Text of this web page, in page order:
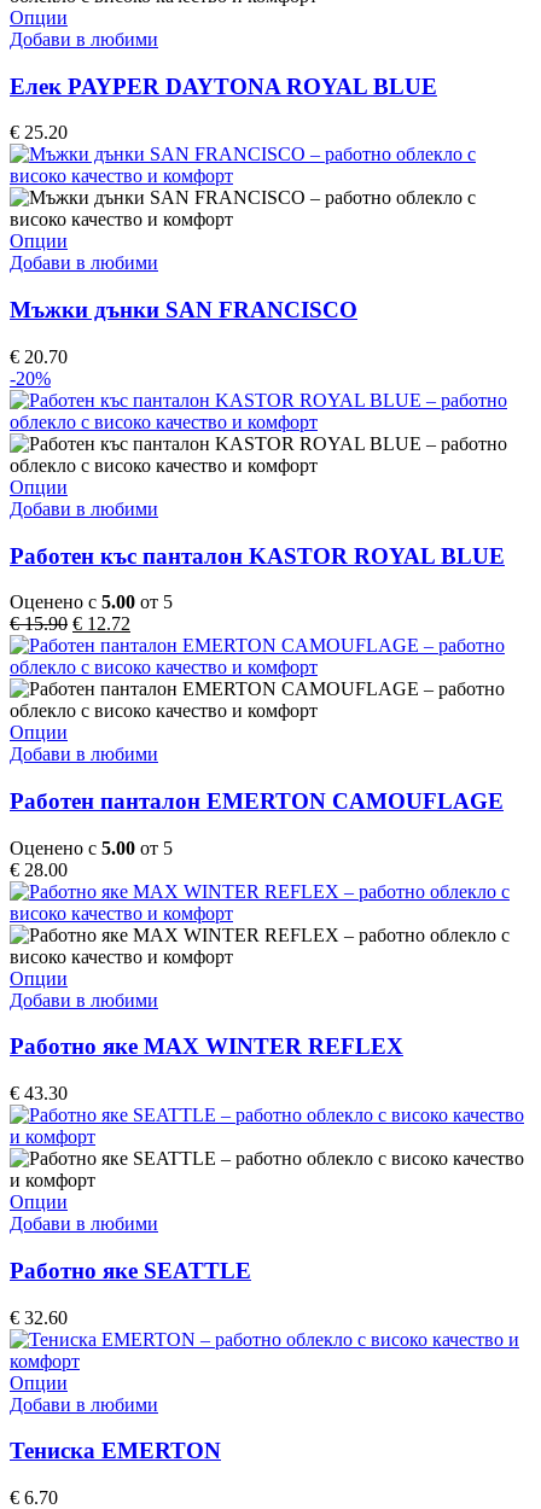
product
page
Опции
product
multiple
variants.
The
options
may
be
chosen
the
product
Добави в любими
Елек PAYPER DAYTONA ROYAL BLUE
€ 25.20
Опции
product
multiple
variants.
be
chosen
on
the
product
page
Добави в любими
Мъжки дънки SAN FRANCISCO
€ 20.70
-20%
Опции
product
multiple
variants.
The
options
may
be
chosen
on
product
page
Добави в любими
Работен къс панталон KASTOR ROYAL BLUE
Оценено с 5.00 от 5
€15.90 Original
price
was:
€ 15.90.
€ 12.72
цена
е:
€ 12.72.
Опции
product
multiple
variants.
options
be
chosen
on
the
product
page
Добави в любими
Работен панталон EMERTON CAMOUFLAGE
Оценено с 5.00 от 5
€ 28.00
Опции
product
multiple
The
options
may
be
chosen
on
the
product
Добави в любими
Работно яке MAX WINTER REFLEX
€ 43.30
Опции
product
multiple
variants.
options
may
be
chosen
on
product
Добави в любими
Работно яке SEATTLE
€ 32.60
Опции
product
multiple
Добави в любими
Тениска EMERTON
€ 6.70